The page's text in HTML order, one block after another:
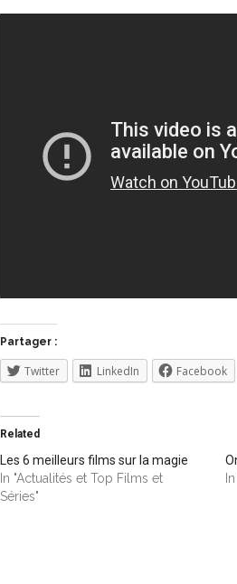
Partager :
Twitter LinkedIn Facebook
Related
Les 6 meilleurs films sur la magie
In "Actualités et Top Films et
Séries"